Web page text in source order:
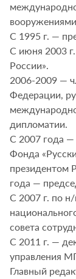
С 1995 г. —
С июня 2003
России».
2006-2009 —
Федерации,
дипломатии.
С 2007 года —
Фонда
президентом
года —
C 2007 г. по
совета
С 2011 г. —
управления
Главный